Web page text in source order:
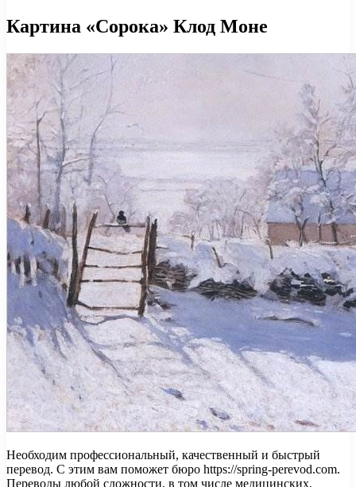
Картина «Сорока» Клод Моне
Необходим профессиональный, качественный и быстрый
перевод. С этим вам поможет бюро https://spring-perevod.com.
Переводы любой сложности, в том числе медицинских,